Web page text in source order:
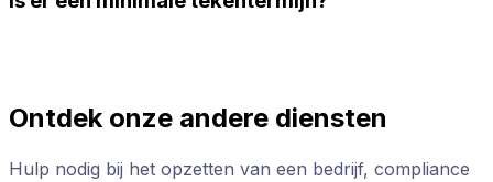
Ontdek onze andere diensten
Hulp nodig bij het opzetten van een bedrijf, compliance